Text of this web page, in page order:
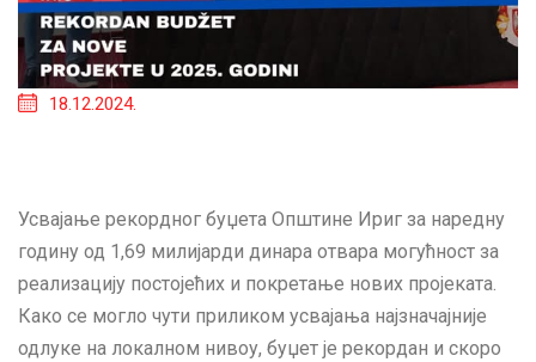
18.12.2024.
Усвајање рекордног буџета Општине Ириг за наредну
годину од 1,69 милијарди динара отвара могућност за
реализацију постојећих и покретање нових пројеката.
Како се могло чути приликом усвајања најзначајније
одлуке на локалном нивоу, буџет је рекордан и скоро